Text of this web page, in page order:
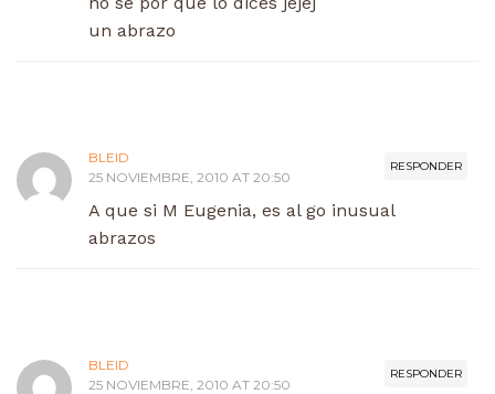
un abrazo
RESPONDER
BLEID
25 NOVIEMBRE, 2010 AT 20:50
A que si M Eugenia, es al go inusual
abrazos
RESPONDER
BLEID
25 NOVIEMBRE, 2010 AT 20:50